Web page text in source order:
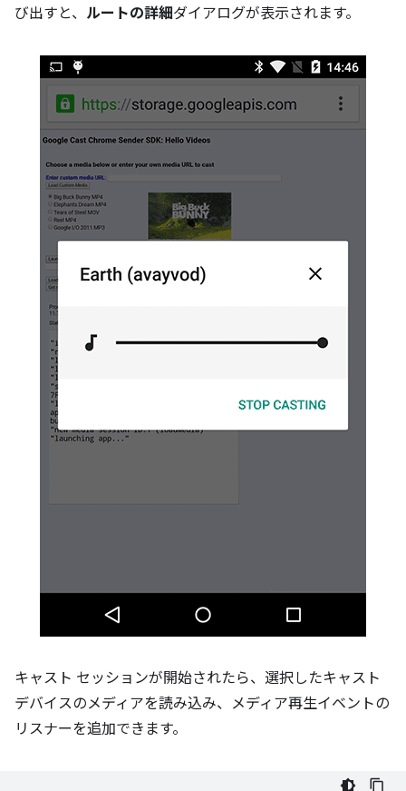
び出すと、 ルートの詳細ダイアログが表示されます。
キャスト セッションが開始されたら、選択したキャスト
デバイスのメディアを読み込み、メディア再生イベントの
リスナーを追加できます。